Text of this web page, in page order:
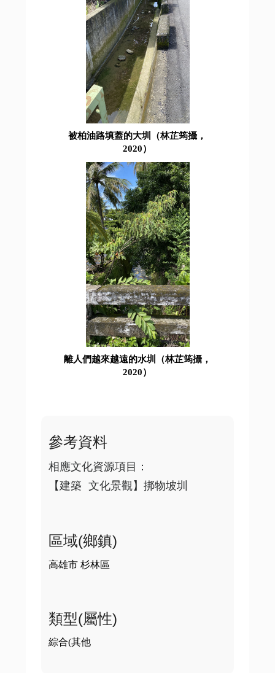
被柏油路填蓋的大圳（林芷筠攝，
2020）
離人們越來越遠的水圳（林芷筠攝，
2020）
參考資料
相應文化資源項目：
區域(鄉鎮)
高雄市 杉林區
類型(屬性)
綜合(其他